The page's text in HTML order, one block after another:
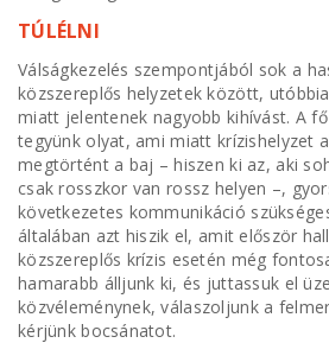
TÚLÉLNI
Válságkezelés szempontjából sok a
közszereplős helyzetek között,
miatt jelentenek nagyobb kihívást. A
tegyünk olyat, ami miatt krízishelyzet
megtörtént a baj – hiszen ki az, aki
csak rosszkor van rossz helyen –,
következetes kommunikáció
általában azt hiszik el, amit először
közszereplős krízis esetén még
hamarabb álljunk ki, és juttassuk el
közvéleménynek, válaszoljunk a
kérjünk bocsánatot.